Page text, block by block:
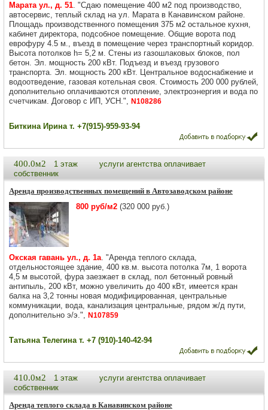
Марата ул., д. 51. "Сдаю помещение 400 м2 под производство,
автосервис, теплый склад на ул. Марата в Канавинском районе.
Площадь производственного помещения 375 м2 остальное кухня,
кабинет директора, подсобное помещение. Общие ворота под
еврофуру 4.5 м., въезд в помещение через транспортный коридор.
Высота потолков h= 5,2 м. Стены из газошлаковых блоков, пол
бетон. Эл. мощность 200 кВт. Подъезд и въезд грузового
транспорта. Эл. мощность 200 кВт. Центральное водоснабжение и
водоотведение, газовая котельная своя. Стоимость 200 000 рублей,
дополнительно оплачиваются отопление, электроэнергия и вода по
счетчикам. Договор с ИП, УСН.", N108286
Биткина Ирина т. +7(915)-959-93-94
400.0м2 1 этаж
услуги агентства оплачивает
собственник
Аренда производственных помещений в Автозаводском районе
800 руб/м2 (320 000 руб.)
Окская гавань ул., д. 1а. "Аренда теплого склада,
отдельностоящее здание, 400 кв.м. высота потолка 7м, 1 ворота
4,5 м высотой, фура заезжает в склад, пол бетонный ровный
антипыль, 200 кВт, можно увеличить до 400 кВт, имеется кран
балка на 3,2 тонны новая модифицированная, центральные
коммуникации, вода, канализация центральные, рядом ж/д пути,
дополнительно э/э.", N107859
Татьяна Телегина т. +7 (910)-140-42-94
410.0м2 1 этаж
услуги агентства оплачивает
собственник
Аренда теплого склада в Канавинском районе